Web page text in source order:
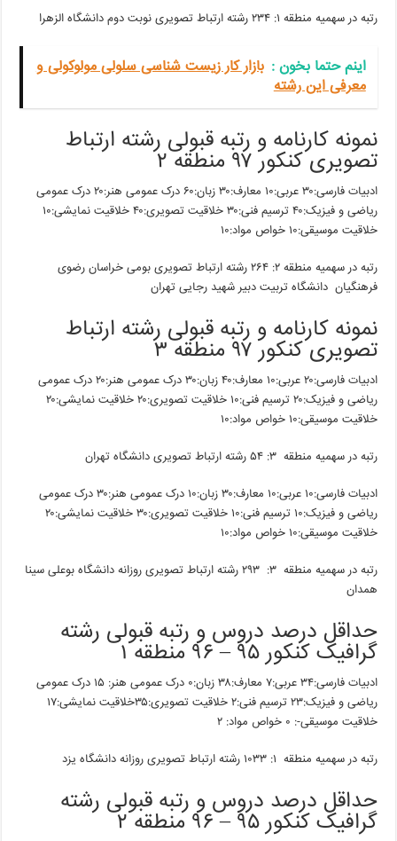
رتبه در سهمیه منطقه ۱: ۲۳۴ رشته ارتباط تصویری نوبت دوم دانشگاه الزهرا
اینم حتما بخون‌ : بازار کار زیست شناسی سلولی مولوکولی و
معرفی این رشته
نمونه کارنامه و رتبه قبولی رشته ارتباط
تصویری کنکور ۹۷ منطقه ۲
ادبیات فارسی:۳۰ عربی:۱۰ معارف:۳۰ زبان:۶۰ درک عمومی هنر:۲۰ درک عمومی
ریاضی و فیزیک:۴۰ ترسیم فنی:۳۰ خلاقیت تصویری:۴۰ خلاقیت نمایشی:۱۰
خلاقیت موسیقی:۱۰ خواص مواد:۱۰
رتبه در سهمیه منطقه ۲: ۲۶۴ رشته ارتباط تصویری بومی خراسان رضوی
فرهنگیان دانشگاه تربیت دبیر شهید رجایی تهران
نمونه کارنامه و رتبه قبولی رشته ارتباط
تصویری کنکور ۹۷ منطقه ۳
ادبیات فارسی:۲۰ عربی:۱۰ معارف:۴۰ زبان:۳۰ درک عمومی هنر:۲۰ درک عمومی
ریاضی و فیزیک:۲۰ ترسیم فنی:۱۰ خلاقیت تصویری:۲۰ خلاقیت نمایشی:۲۰
خلاقیت موسیقی:۱۰ خواص مواد:۱۰
رتبه در سهمیه منطقه ۳: ۵۴ رشته ارتباط تصویری دانشگاه تهران
ادبیات فارسی:۱۰ عربی:۱۰ معارف:۳۰ زبان:۱۰ درک عمومی هنر:۳۰ درک عمومی
ریاضی و فیزیک:۱۰ ترسیم فنی:۱۰ خلاقیت تصویری:۳۰ خلاقیت نمایشی:۲۰
خلاقیت موسیقی:۱۰ خواص مواد:۱۰
رتبه در سهمیه منطقه ۳: ۲۹۳ رشته ارتباط تصویری روزانه دانشگاه بوعلی سینا
همدان
حداقل درصد دروس و رتبه قبولی رشته
گرافیک کنکور ۹۵ – ۹۶ منطقه ۱
ادبیات فارسی:۳۴ عربی:۷ معارف:۳۸ زبان:۰ درک عمومی هنر: ۱۵ درک عمومی
ریاضی و فیزیک:۲۳ ترسیم فنی:۲ خلاقیت تصویری:۳۵خلاقیت نمایشی:۱۷
خلاقیت موسیقی-: ۰ خواص مواد: ۲
رتبه در سهمیه منطقه ۱: ۱۰۳۳ رشته ارتباط تصویری روزانه دانشگاه یزد
حداقل درصد دروس و رتبه قبولی رشته
گرافیک کنکور ۹۵ – ۹۶ منطقه ۲